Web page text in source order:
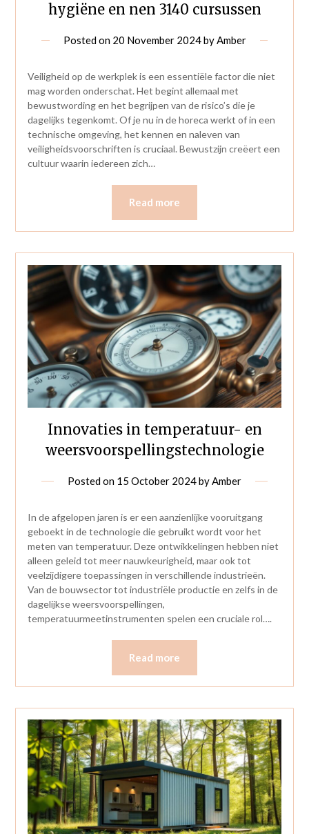
hygiëne en nen 3140 cursussen
Posted on 20 November 2024byAmber
Veiligheid op de werkplek is een essentiële factor die niet
mag worden onderschat. Het begint allemaal met
bewustwording en het begrijpen van de risico’s die je
dagelijks tegenkomt. Of je nu in de horeca werkt of in een
technische omgeving, het kennen en naleven van
veiligheidsvoorschriften is cruciaal. Bewustzijn creëert een
cultuur waarin iedereen zich…
Read more
Innovaties in temperatuur- en
weersvoorspellingstechnologie
Posted on 15 October 2024byAmber
In de afgelopen jaren is er een aanzienlijke vooruitgang
geboekt in de technologie die gebruikt wordt voor het
meten van temperatuur. Deze ontwikkelingen hebben niet
alleen geleid tot meer nauwkeurigheid, maar ook tot
veelzijdigere toepassingen in verschillende industrieën.
Van de bouwsector tot industriële productie en zelfs in de
dagelijkse weersvoorspellingen,
temperatuurmeetinstrumenten spelen een cruciale rol….
Read more